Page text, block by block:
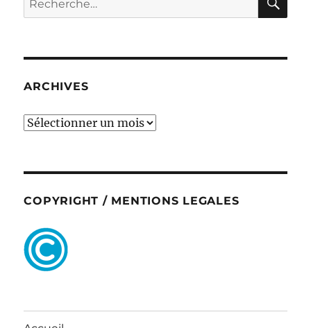
pour :
ARCHIVES
ARCHIVES
COPYRIGHT / MENTIONS LEGALES